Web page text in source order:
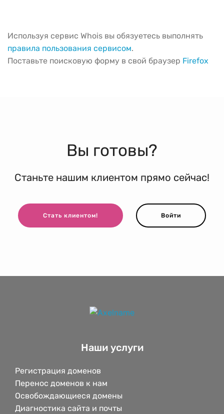
Используя сервис Whois вы обязуетесь выполнять
правила пользования сервисом.
Поставьте поисковую форму в свой браузер Firefox
Вы готовы?
Станьте нашим клиентом прямо сейчас!
Стать клиентом! Войти
Наши услуги
Регистрация доменов
Перенос доменов к нам
Освобождающиеся домены
Диагностика сайта и почты